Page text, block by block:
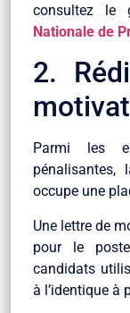
consultez le
Nationale de
2.
Parmi les
pénalisantes,
occupe une
Une lettre de
pour le
candidats
à l’identique à